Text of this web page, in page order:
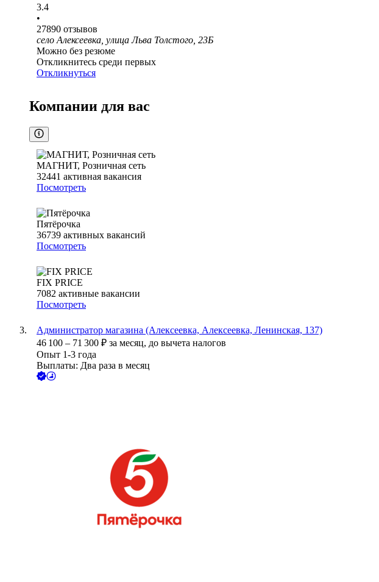
3.4
•
27890 отзывов
село Алексеевка, улица Льва Толстого, 23Б
Можно без резюме
Откликнитесь среди первых
Откликнуться
Компании для вас
МАГНИТ, Розничная сеть
32441 активная вакансия
Посмотреть
Пятёрочка
36739 активных вакансий
Посмотреть
FIX PRICE
7082 активные вакансии
Посмотреть
Администратор магазина (Алексеевка, Алексеевка, Ленинская, 137)
46 100 – 71 300 ₽ за месяц, до вычета налогов
Опыт 1-3 года
Выплаты: Два раза в месяц